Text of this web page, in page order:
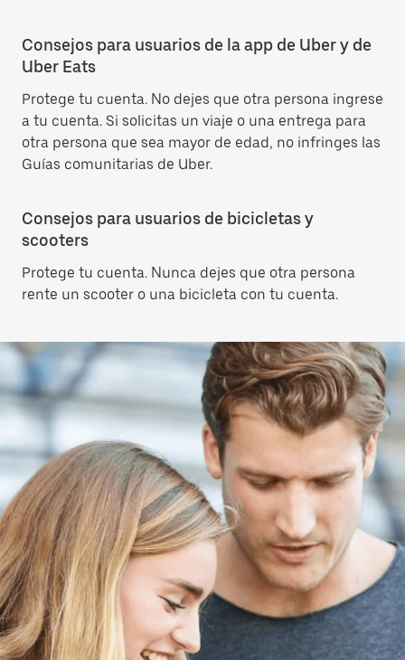
Consejos para usuarios de la app de Uber y de
Uber Eats
Protege tu cuenta. No dejes que otra persona ingrese
a tu cuenta. Si solicitas un viaje o una entrega para
otra persona que sea mayor de edad, no infringes las
Guías comunitarias de Uber.
Consejos para usuarios de bicicletas y
scooters
Protege tu cuenta. Nunca dejes que otra persona
rente un scooter o una bicicleta con tu cuenta.